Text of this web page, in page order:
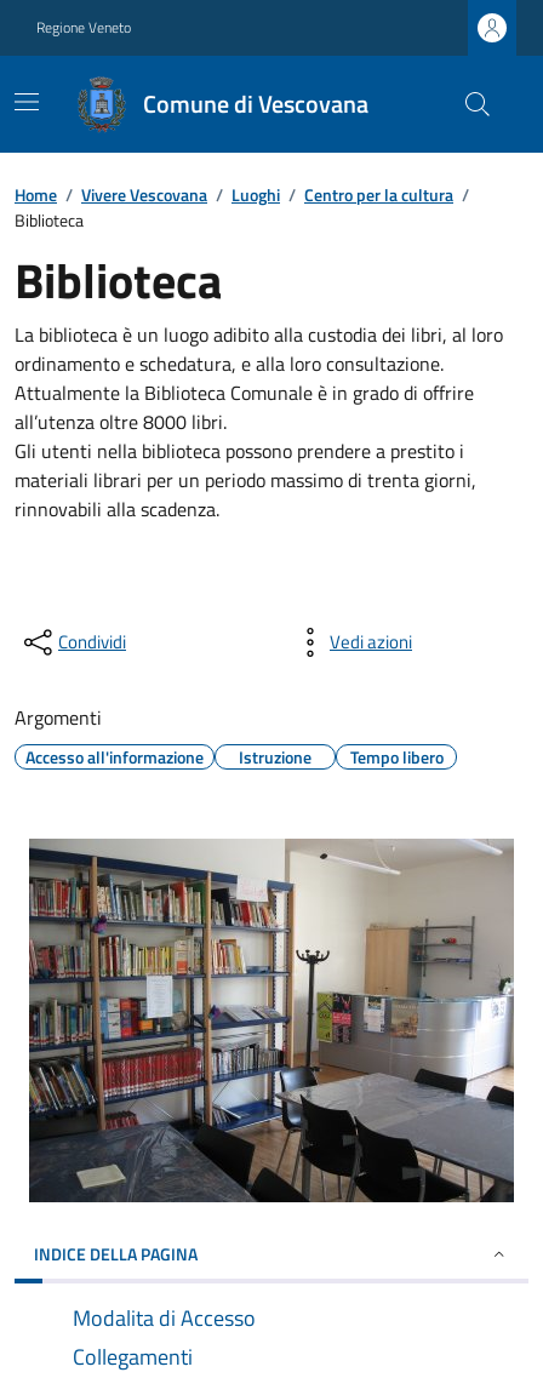
Regione Veneto
Comune di Vescovana
Home / Vivere Vescovana / Luoghi / Centro per la cultura /
Biblioteca
Biblioteca
La biblioteca è un luogo adibito alla custodia dei libri, al loro
ordinamento e schedatura, e alla loro consultazione.
Attualmente la Biblioteca Comunale è in grado di offrire
all’utenza oltre 8000 libri.
Gli utenti nella biblioteca possono prendere a prestito i
materiali librari per un periodo massimo di trenta giorni,
rinnovabili alla scadenza.
Condividi Vedi azioni
Argomenti
Accesso all'informazione Istruzione Tempo libero
INDICE DELLA PAGINA
Modalita di Accesso
Collegamenti